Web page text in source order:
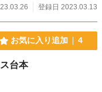
登録日 2023.03.13
お気に入り追加 4
台本